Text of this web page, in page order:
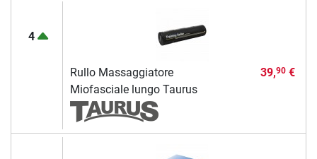
4
Rullo Massaggiatore
Miofasciale lungo Taurus
39,90€